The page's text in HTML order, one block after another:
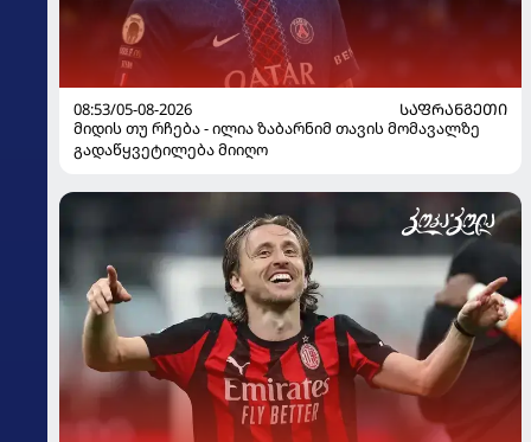
08:53/05-08-2026
ᲡᲐᲤᲠᲐᲜᲒᲔᲗᲘ
მიდის თუ რჩება - ილია ზაბარნიმ თავის მომავალზე
გადაწყვეტილება მიიღო